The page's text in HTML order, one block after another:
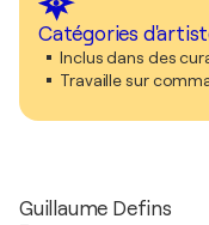
Catégories
Inclus dans des
Travaille sur
Guillaume Defins